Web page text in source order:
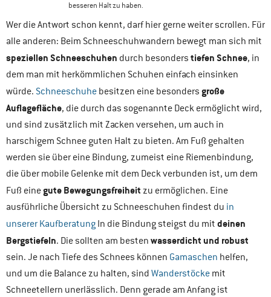
besseren Halt zu haben.
Wer die Antwort schon kennt, darf hier gerne weiter scrollen. Für
alle anderen: Beim Schneeschuhwandern bewegt man sich mit
speziellen Schneeschuhen durch besonders tiefen Schnee, in
dem man mit herkömmlichen Schuhen einfach einsinken
würde. Schneeschuhe besitzen eine besonders große
Auflagefläche, die durch das sogenannte Deck ermöglicht wird,
und sind zusätzlich mit Zacken versehen, um auch in
harschigem Schnee guten Halt zu bieten. Am Fuß gehalten
werden sie über eine Bindung, zumeist eine Riemenbindung,
die über mobile Gelenke mit dem Deck verbunden ist, um dem
Fuß einegute Bewegungsfreiheit zu ermöglichen. Eine
ausführliche Übersicht zu Schneeschuhen findest du in
unserer Kaufberatung In die Bindung steigst du mit deinen
Bergstiefeln. Die sollten am besten wasserdicht und robust
sein. Je nach Tiefe des Schnees können Gamaschen helfen,
und um die Balance zu halten, sind Wanderstöcke mit
Schneetellern unerlässlich. Denn gerade am Anfang ist